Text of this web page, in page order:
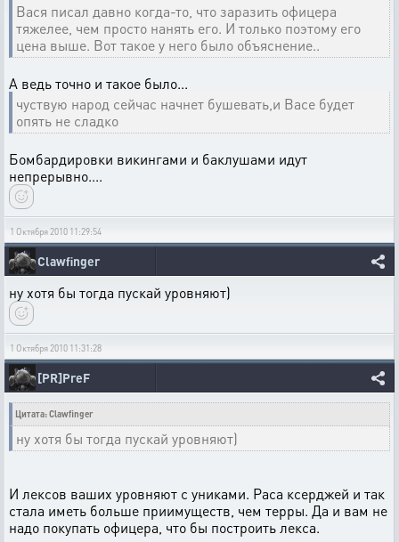
Вася писал давно когда-то, что заразить офицера
тяжелее, чем просто нанять его. И только поэтому его
цена выше. Вот такое у него было объяснение..
А ведь точно и такое было...
чуствую народ сейчас начнет бушевать,и Васе будет
опять не сладко
Бомбардировки викингами и баклушами идут
непрерывно....
1 Октября 2010 11:29:54
Clawfinger
ну хотя бы тогда пускай уровняют)
1 Октября 2010 11:31:28
[PR]PreF
Цитата: Clawfinger
ну хотя бы тогда пускай уровняют)
И лексов ваших уровняют с униками. Раса ксерджей и так
стала иметь больше приимуществ, чем терры. Да и вам не
надо покупать офицера, что бы построить лекса.